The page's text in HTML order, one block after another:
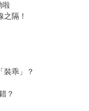
啦
隔！
裝乖」？
？